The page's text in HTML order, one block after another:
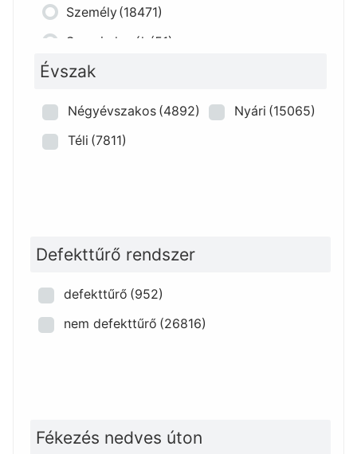
Személy(18471)
Szerviz kerék (51)
Évszak
Négyévszakos (4892) Nyári (15065)
Téli (7811)
Defekttűrő rendszer
defekttűrő (952)
nem defekttűrő (26816)
Fékezés nedves úton